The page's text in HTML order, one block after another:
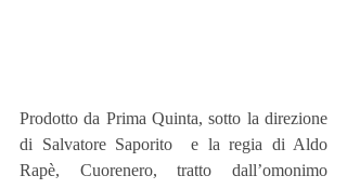
Prodotto da Prima Quinta, sotto la direzione
di Salvatore Saporito  e la regia di Aldo
Rapè, Cuorenero, tratto dall’omonimo